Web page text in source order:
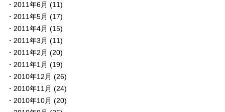
2011年6月 (11)
2011年5月 (17)
2011年4月 (15)
2011年3月 (11)
2011年2月 (20)
2011年1月 (19)
2010年12月 (26)
2010年11月 (24)
2010年10月 (20)